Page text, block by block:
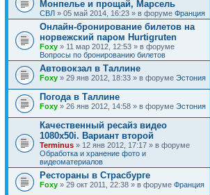
и
я
Монпелье и прощай, Марсель
СВЛ » 05 май 2014, 16:23 » в форуме Франция
Онлайн-бронирование билетов на
норвежский паром Hurtigruten
Foxy » 11 мар 2012, 12:53 » в форуме
Вопросы по бронированию билетов
Автовокзал в Таллине
Foxy » 29 янв 2012, 18:33 » в форуме Эстония
Погода в Таллине
Foxy » 26 янв 2012, 14:58 » в форуме Эстония
Качественный ресайз видео
1080x50i. Вариант второй
Terminus » 12 янв 2012, 17:17 » в форуме
Обработка и хранение фото и
видеоматериалов
Рестораны в Страсбурге
Foxy » 29 окт 2011, 22:38 » в форуме Франция